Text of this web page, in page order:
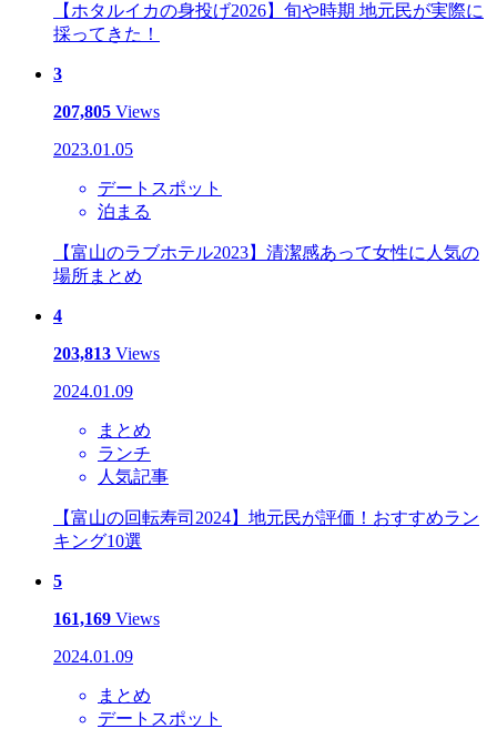
【ホタルイカの身投げ2026】旬や時期 地元民が実際に
採ってきた！
3
207,805 Views
2023.01.05
デートスポット
泊まる
【富山のラブホテル2023】清潔感あって女性に人気の
場所まとめ
4
203,813 Views
2024.01.09
まとめ
ランチ
人気記事
【富山の回転寿司2024】地元民が評価！おすすめラン
キング10選
5
161,169 Views
2024.01.09
まとめ
デートスポット